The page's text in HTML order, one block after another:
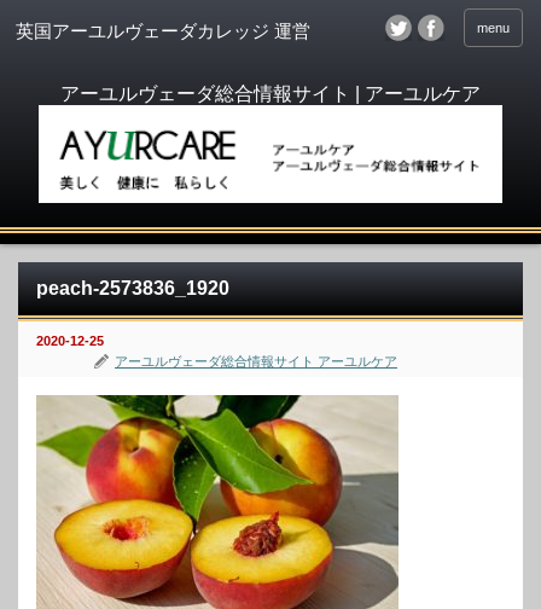
menu
英国アーユルヴェーダカレッジ 運営
peach-2573836_1920
2020-12-25
アーユルヴェーダ総合情報サイト アーユルケア